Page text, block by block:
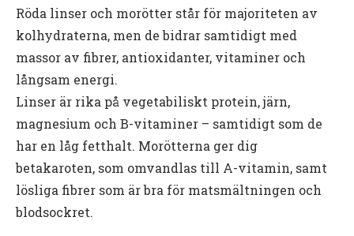
Röda linser och morötter står för majoriteten av
kolhydraterna, men de bidrar samtidigt med
massor av fibrer, antioxidanter, vitaminer och
långsam energi.
Linser är rika på vegetabiliskt protein, järn,
magnesium och B-vitaminer – samtidigt som de
har en låg fetthalt. Morötterna ger dig
betakaroten, som omvandlas till A-vitamin, samt
lösliga fibrer som är bra för matsmältningen och
blodsockret.